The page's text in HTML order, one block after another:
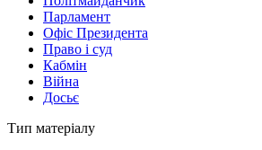
Парламент
Офіс Президента
Право і суд
Кабмін
Війна
Досьє
Тип матеріалу